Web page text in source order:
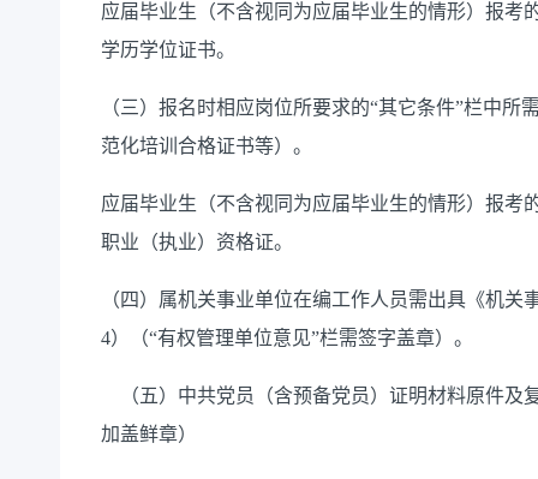
应届毕业生（不含视同为应届毕业生的情形）报考
学历学位证书。
（三） 报名时相应岗位所要求的“其它条件”栏中所
范化培训合格证书等）。
应届毕业生（不含视同为应届毕业生的情形）报考
职业（执业）资格证。
（四） 属机关事业单位在编工作人员需出具《机关
4）（“有权管理单位意见”栏需签字盖章）。
（五） 中共党员（含预备党员）证明材料原件及
加盖鲜章）